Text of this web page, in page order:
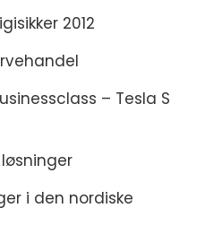
2012
– Tesla S
i den nordiske